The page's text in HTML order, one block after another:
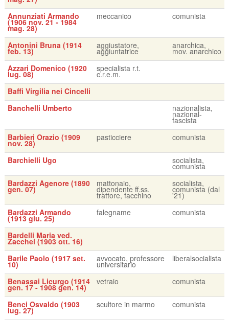
Annunziati Armando
(1906 nov. 21 - 1984
mag. 28)
meccanico comunista
Antonini Bruna (1914
feb. 13)
aggiustatore,
aggiuntatrice
anarchica,
mov. anarchico
Azzari Domenico (1920
lug. 08)
specialista r.t.
c.r.e.m.
Baffi Virgilia nei Cincelli
Banchelli Umberto
nazionalista,
nazional-
fascista
Barbieri Orazio (1909
nov. 28)
pasticciere comunista
Barchielli Ugo socialista,
comunista
Bardazzi Agenore (1890
gen. 07)
mattonaio,
dipendente ff.ss.
trattore, facchino
socialista,
comunista (dal
'21)
Bardazzi Armando
(1913 giu. 25)
falegname comunista
Bardelli Maria ved.
Zacchei (1903 ott. 16)
Barile Paolo (1917 set.
10)
avvocato, professore
universitario
liberalsocialista
Benassai Licurgo (1914
gen. 17 - 1908 gen. 14)
vetraio comunista
Benci Osvaldo (1903
lug. 27)
scultore in marmo comunista